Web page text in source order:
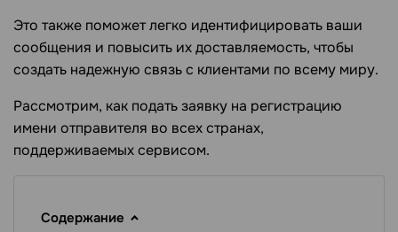
Это также поможет легко идентифицировать ваши
сообщения и повысить их доставляемость, чтобы
создать надежную связь с клиентами по всему миру.
Рассмотрим, как подать заявку на регистрацию
имени отправителя во всех странах,
поддерживаемых сервисом.
Содержание